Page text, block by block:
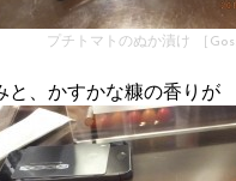
プチトマトのぬか漬け ［
と、かすかな糠の香りが